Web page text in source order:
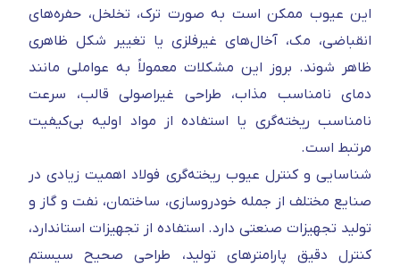
این عیوب ممکن است به‌ صورت ترک، تخلخل، حفره‌های
انقباضی، مک، آخال‌های غیرفلزی یا تغییر شکل ظاهری
ظاهر شوند. بروز این مشکلات معمولاً به عواملی مانند
دمای نامناسب مذاب، طراحی غیراصولی قالب، سرعت
نامناسب ریخته‌گری یا استفاده از مواد اولیه بی‌کیفیت
مرتبط است.
شناسایی و کنترل عیوب ریخته‌گری فولاد اهمیت زیادی در
صنایع مختلف از جمله خودروسازی، ساختمان، نفت و گاز و
تولید تجهیزات صنعتی دارد. استفاده از تجهیزات استاندارد،
کنترل دقیق پارامترهای تولید، طراحی صحیح سیستم